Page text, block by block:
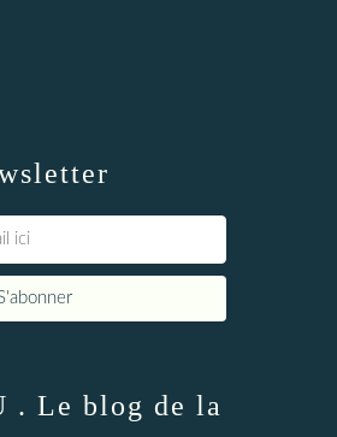
. Le blog de la